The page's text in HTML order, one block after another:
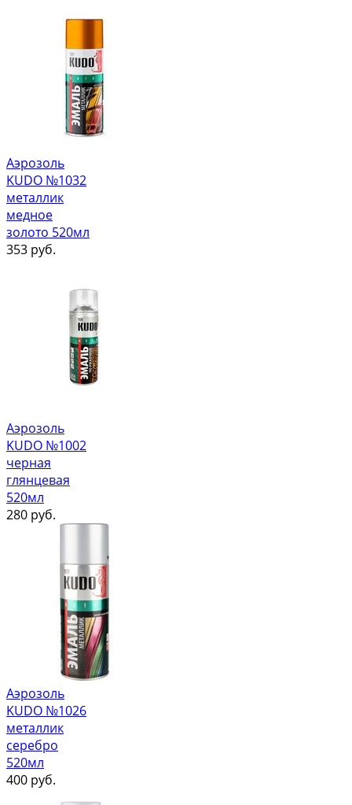
Аэрозоль
KUDO №1032
металлик
медное
золото 520мл
353 руб.
Аэрозоль
KUDO №1002
черная
глянцевая
520мл
280 руб.
Аэрозоль
KUDO №1026
металлик
серебро
520мл
400 руб.